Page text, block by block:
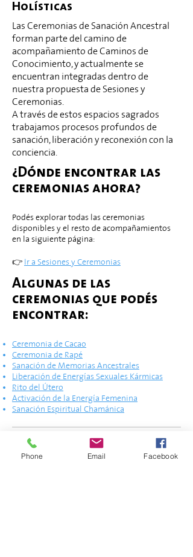
Holísticas
​​Las Ceremonias de Sanación Ancestral
forman parte del camino de
acompañamiento de Caminos de
Conocimiento, y actualmente se
encuentran integradas dentro de
nuestra propuesta de Sesiones y
Ceremonias.
A través de estos espacios sagrados
trabajamos procesos profundos de
sanación, liberación y reconexión con la
conciencia.
¿Dónde encontrar las
ceremonias ahora?
Podés explorar todas las ceremonias
disponibles y el resto de acompañamientos
en la siguiente página:
👉 Ir a Sesiones y Ceremonias
Algunas de las
ceremonias que podés
encontrar:
Ceremonia de Cacao
Ceremonia de Rapé
Sanación de Memorias Ancestrales
Liberación de Energías Sexuales Kármicas
Rito del Útero
Activación de la Energía Femenina
Sanación Espiritual Chamánica
Un camino integrado
Hoy las ceremonias ya no se encuentran
Phone Email Facebook